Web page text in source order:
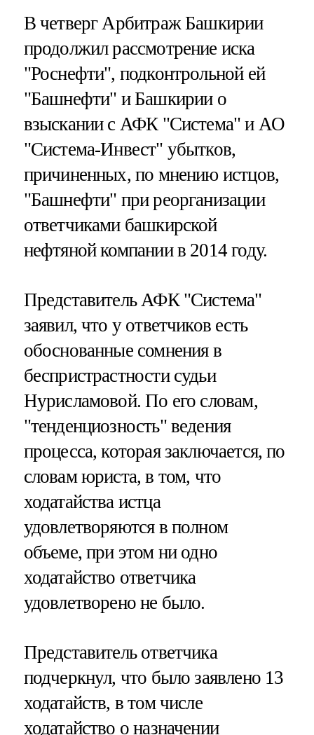
В четверг Арбитраж Башкирии
продолжил рассмотрение иска
"Роснефти", подконтрольной ей
"Башнефти" и Башкирии о
взыскании с АФК "Система" и АО
"Система-Инвест" убытков,
причиненных, по мнению истцов,
"Башнефти" при реорганизации
ответчиками башкирской
нефтяной компании в 2014 году.
Представитель АФК "Система"
заявил, что у ответчиков есть
обоснованные сомнения в
беспристрастности судьи
Нурисламовой. По его словам,
"тенденциозность" ведения
процесса, которая заключается, по
словам юриста, в том, что
ходатайства истца
удовлетворяются в полном
объеме, при этом ни одно
ходатайство ответчика
удовлетворено не было.
Представитель ответчика
подчеркнул, что было заявлено 13
ходатайств, в том числе
ходатайство о назначении